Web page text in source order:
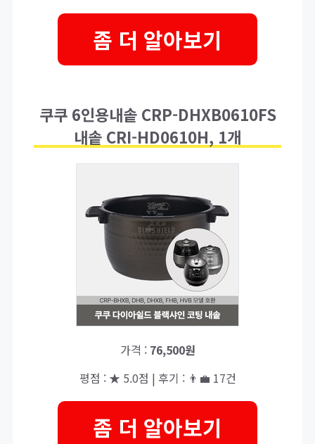
좀 더 알아보기
쿠쿠 6인용내솥 CRP-DHXB0610FS
내솥 CRI-HD0610H, 1개
가격 : 76,500원
평점 : ★ 5.0점 | 후기 : 👨‍💼 17건
좀 더 알아보기